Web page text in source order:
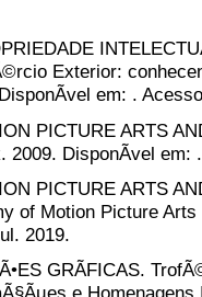
Exterior:
em: .
PICTURE ARTS
2009. DisponÃ­vel em:
PICTURE ARTS
of Motion Picture
2019.
GRÃFICAS.
e